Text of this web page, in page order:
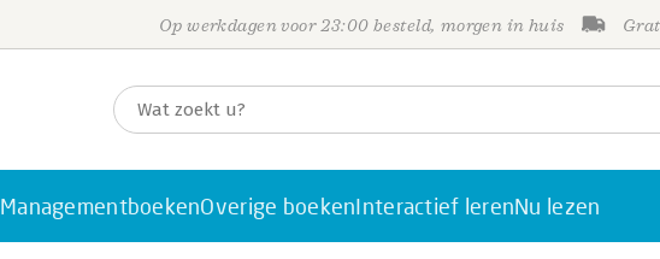
Op werkdagen voor 23:00 besteld, morgen in huis
ManagementboekenOverige boekenInteractief lerenNu lezen